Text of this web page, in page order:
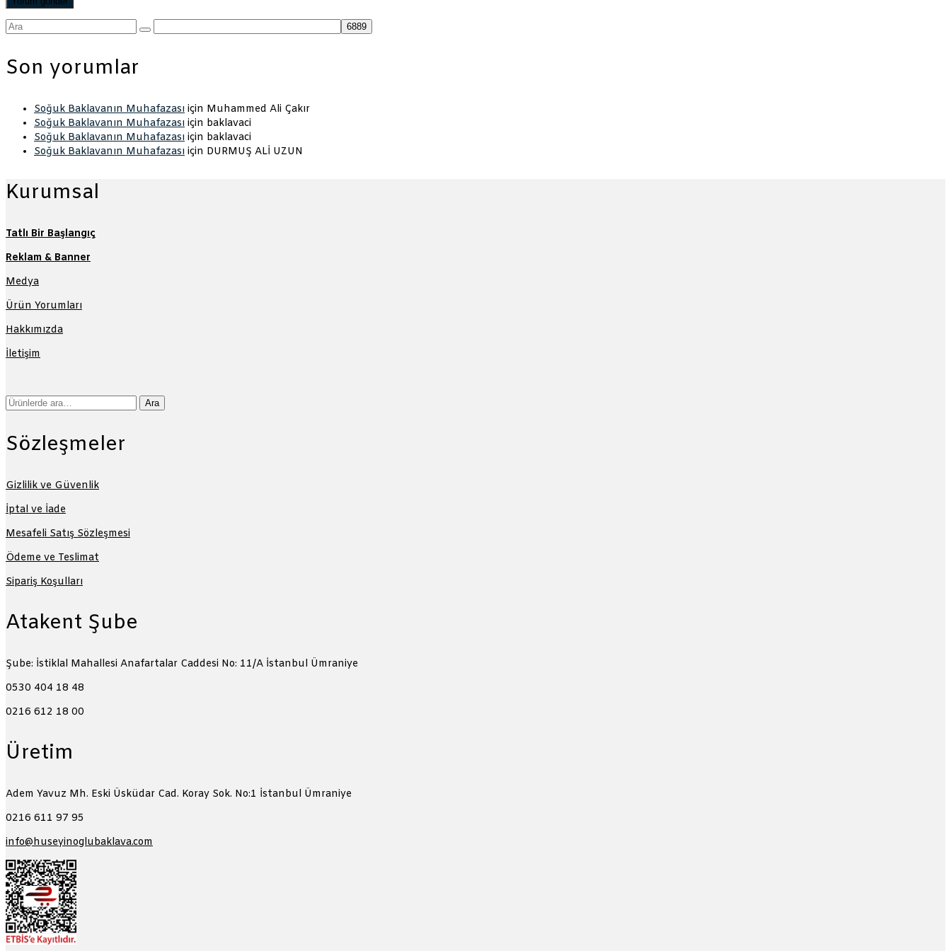
Şunu
Son yorumlar
Soğuk Baklavanın Muhafazası için Muhammed Ali Çakır
Soğuk Baklavanın Muhafazası için baklavaci
Soğuk Baklavanın Muhafazası için baklavaci
Soğuk Baklavanın Muhafazası için DURMUŞ ALİ UZUN
Kurumsal
Tatlı Bir Başlangıç
Reklam & Banner
Medya
Ürün Yorumları
Hakkımızda
İletişim
Ara: Ara
Sözleşmeler
Gizlilik ve Güvenlik
İptal ve İade
Mesafeli Satış Sözleşmesi
Ödeme ve Teslimat
Sipariş Koşulları
Atakent Şube
Şube: İstiklal Mahallesi Anafartalar Caddesi No: 11/A İstanbul Ümraniye
0530 404 18 48
0216 612 18 00
Üretim
Adem Yavuz Mh. Eski Üsküdar Cad. Koray Sok. No:1 İstanbul Ümraniye
0216 611 97 95
info@huseyinoglubaklava.com